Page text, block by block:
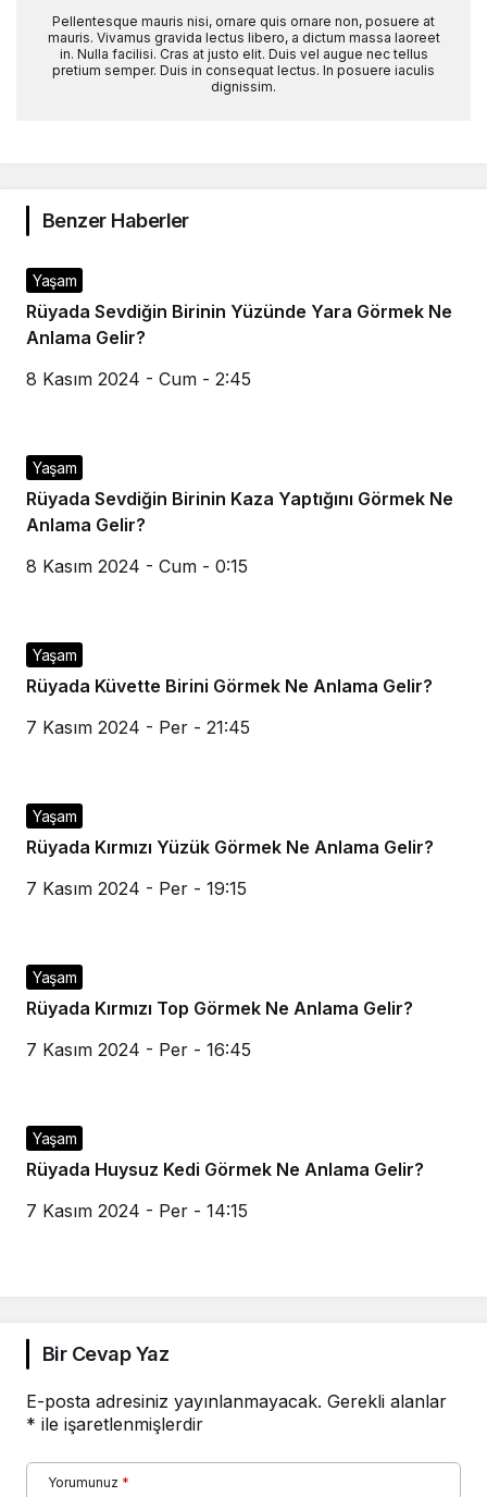
Pellentesque mauris nisi, ornare quis ornare non, posuere at
mauris. Vivamus gravida lectus libero, a dictum massa laoreet
in. Nulla facilisi. Cras at justo elit. Duis vel augue nec tellus
pretium semper. Duis in consequat lectus. In posuere iaculis
dignissim.
Benzer Haberler
Yaşam
Rüyada Sevdiğin Birinin Yüzünde Yara Görmek Ne
Anlama Gelir?
8 Kasım 2024 - Cum - 2:45
Yaşam
Rüyada Sevdiğin Birinin Kaza Yaptığını Görmek Ne
Anlama Gelir?
8 Kasım 2024 - Cum - 0:15
Yaşam
Rüyada Küvette Birini Görmek Ne Anlama Gelir?
7 Kasım 2024 - Per - 21:45
Yaşam
Rüyada Kırmızı Yüzük Görmek Ne Anlama Gelir?
7 Kasım 2024 - Per - 19:15
Yaşam
Rüyada Kırmızı Top Görmek Ne Anlama Gelir?
7 Kasım 2024 - Per - 16:45
Yaşam
Rüyada Huysuz Kedi Görmek Ne Anlama Gelir?
7 Kasım 2024 - Per - 14:15
Bir Cevap Yaz
E-posta adresiniz yayınlanmayacak. Gerekli alanlar
* ile işaretlenmişlerdir
Yorumunuz *